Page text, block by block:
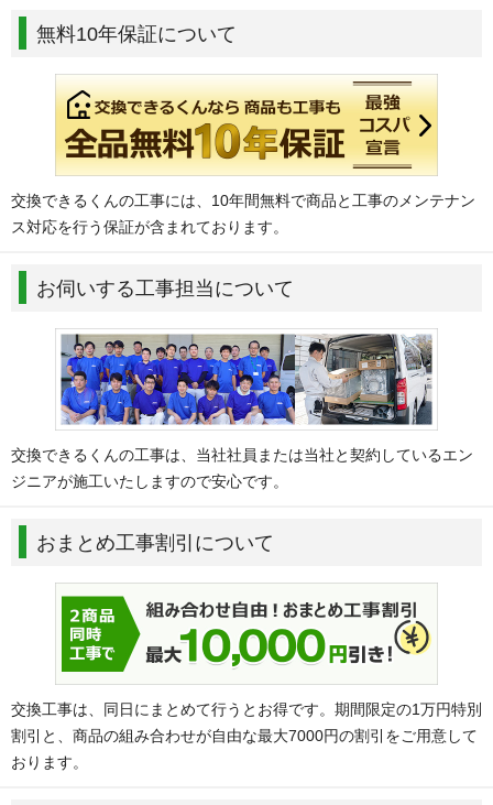
無料10年保証について
交換できるくんの工事には、10年間無料で商品と工事のメンテナン
ス対応を行う保証が含まれております。
お伺いする工事担当について
交換できるくんの工事は、当社社員または当社と契約しているエン
ジニアが施工いたしますので安心です。
おまとめ工事割引について
交換工事は、同日にまとめて行うとお得です。期間限定の1万円特別
割引と、商品の組み合わせが自由な最大7000円の割引をご用意して
おります。